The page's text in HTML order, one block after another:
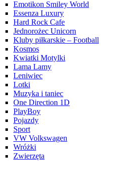
Emotikon Smiley World
Essenza Luxury
Hard Rock Cafe
Jednorożec Unicorn
Kluby piłkarskie – Football
Kosmos
Kwiatki Motylki
Lama Lamy
Leniwiec
Lotki
Muzyka i taniec
One Direction 1D
PlayBoy
Pojazdy
Sport
VW Volkswagen
Wróżki
Zwierzęta